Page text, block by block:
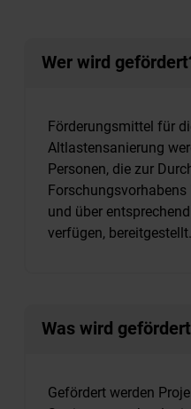
Wer wird
Förderungsmittel für
Altlastensanierung
Personen, die zur
und über
verfügen, bereitgestellt.
Was wird
Gefördert werden